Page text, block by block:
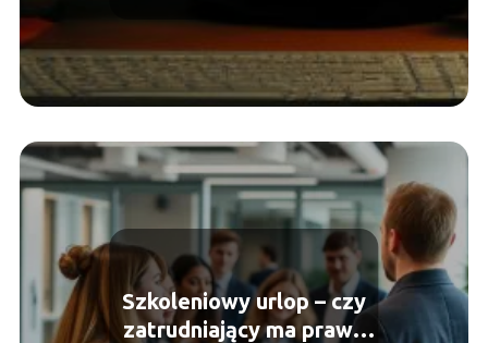
Szkoleniowy urlop – czy
zatrudniający ma prawo